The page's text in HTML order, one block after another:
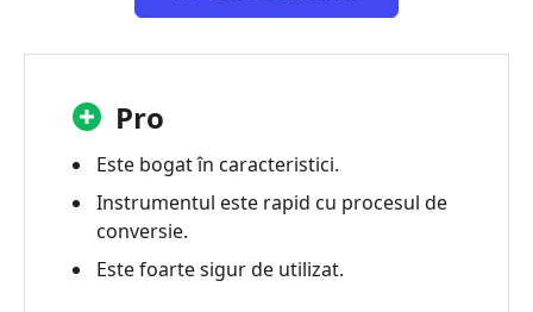
gratuită
Pro
Este bogat în caracteristici.
Instrumentul este rapid cu procesul de
conversie.
Este foarte sigur de utilizat.